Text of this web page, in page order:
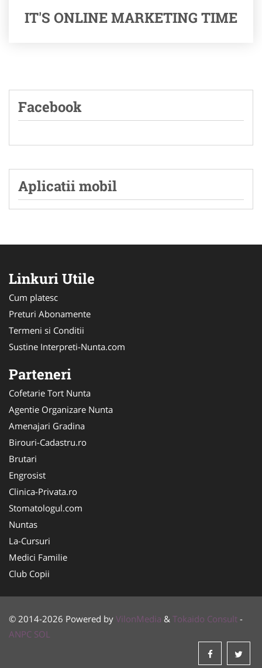
IT'S ONLINE MARKETING TIME
Facebook
Aplicatii mobil
Linkuri Utile
Cum platesc
Preturi Abonamente
Termeni si Conditii
Sustine Interpreti-Nunta.com
Parteneri
Cofetarie Tort Nunta
Agentie Organizare Nunta
Amenajari Gradina
Birouri-Cadastru.ro
Brutari
Engrosist
Clinica-Privata.ro
Stomatologul.com
Nuntas
La-Cursuri
Medici Familie
Club Copii
© 2014-2026 Powered by VilonMedia & Tokaido Consult -
ANPC SOL